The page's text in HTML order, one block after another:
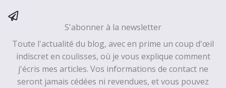
S'abonner à la newsletter
Toute l'actualité du blog, avec en prime un coup d'œil
indiscret en coulisses, où je vous explique comment
j'écris mes articles. Vos informations de contact ne
seront jamais cédées ni revendues, et vous pouvez